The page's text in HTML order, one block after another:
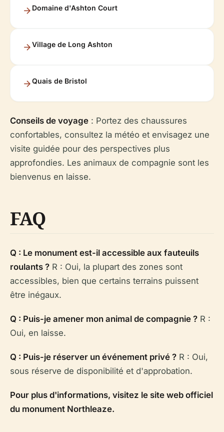
Domaine d'Ashton Court
Village de Long Ashton
Quais de Bristol
Conseils de voyage : Portez des chaussures
confortables, consultez la météo et envisagez une
visite guidée pour des perspectives plus
approfondies. Les animaux de compagnie sont les
bienvenus en laisse.
FAQ
Q : Le monument est-il accessible aux fauteuils
roulants ? R : Oui, la plupart des zones sont
accessibles, bien que certains terrains puissent
être inégaux.
Q : Puis-je amener mon animal de compagnie ? R :
Oui, en laisse.
Q : Puis-je réserver un événement privé ? R : Oui,
sous réserve de disponibilité et d'approbation.
Pour plus d'informations, visitez le site web officiel
du monument Northleaze.